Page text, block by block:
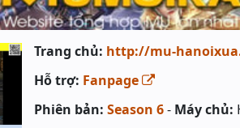
Trang chủ: http://mu-
Hỗ trợ: Fanpage
Phiên bản: Season 6- Máy chủ: